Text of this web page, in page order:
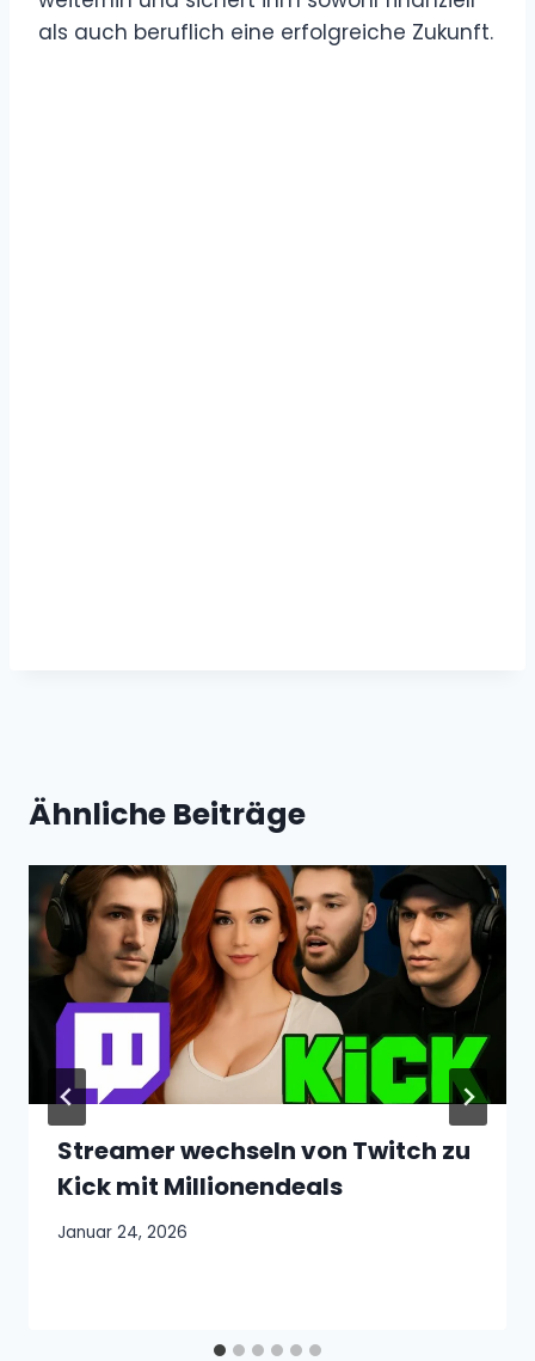
als auch beruflich eine erfolgreiche Zukunft.
Ähnliche Beiträge
Streamer wechseln von Twitch zu
Kick mit Millionendeals
Januar 24, 2026